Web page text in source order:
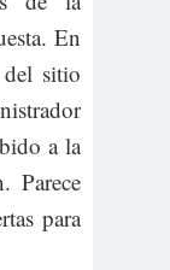
En
sitio
a la
Parece
para